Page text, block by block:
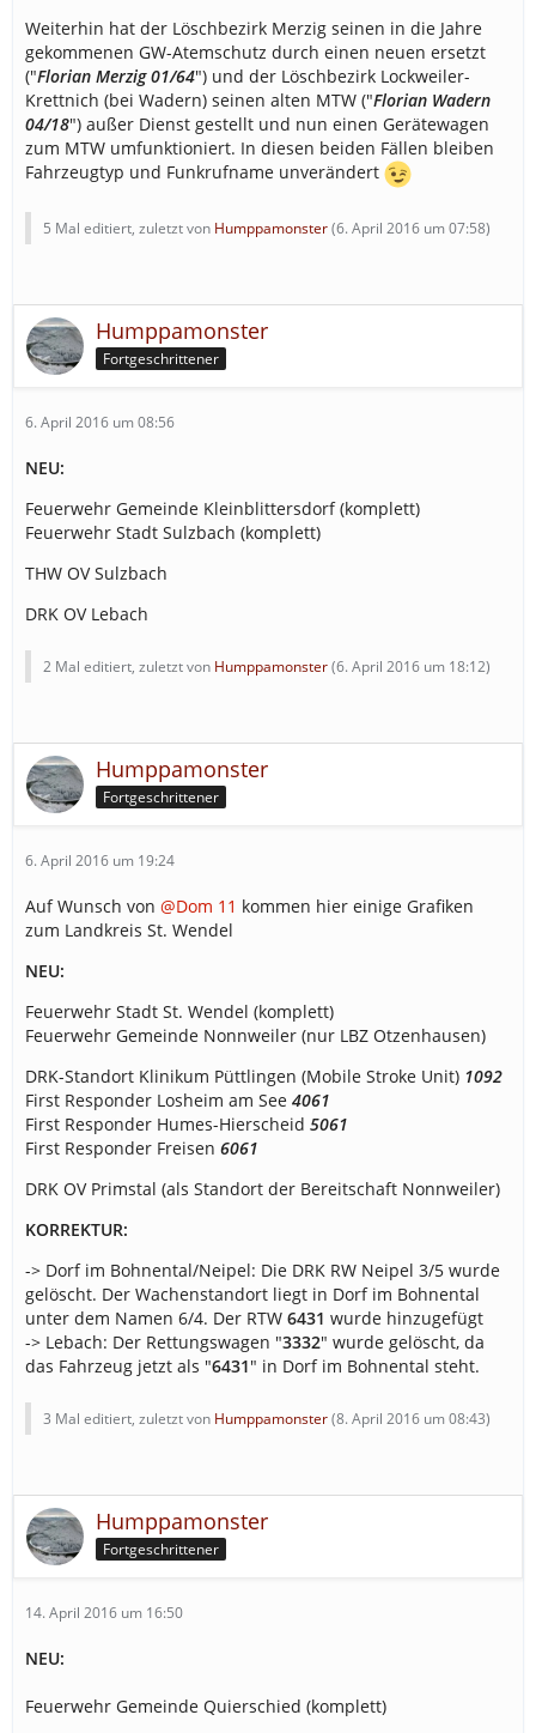
Weiterhin hat der Löschbezirk Merzig seinen in die Jahre
gekommenen GW-Atemschutz durch einen neuen ersetzt
("Florian Merzig 01/64") und der Löschbezirk Lockweiler-
Krettnich (bei Wadern) seinen alten MTW ("Florian Wadern
04/18") außer Dienst gestellt und nun einen Gerätewagen
zum MTW umfunktioniert. In diesen beiden Fällen bleiben
Fahrzeugtyp und Funkrufname unverändert
5 Mal editiert, zuletzt von Humppamonster(6. April 2016 um 07:58)
Humppamonster
Fortgeschrittener
6. April 2016 um 08:56
NEU:
Feuerwehr Gemeinde Kleinblittersdorf (komplett)
Feuerwehr Stadt Sulzbach (komplett)
THW OV Sulzbach
DRK OV Lebach
2 Mal editiert, zuletzt von Humppamonster(6. April 2016 um 18:12)
Humppamonster
Fortgeschrittener
6. April 2016 um 19:24
Auf Wunsch von @Dom 11 kommen hier einige Grafiken
zum Landkreis St. Wendel
NEU:
Feuerwehr Stadt St. Wendel (komplett)
Feuerwehr Gemeinde Nonnweiler (nur LBZ Otzenhausen)
DRK-Standort Klinikum Püttlingen (Mobile Stroke Unit) 1092
First Responder Losheim am See 4061
First Responder Humes-Hierscheid 5061
First Responder Freisen 6061
DRK OV Primstal (als Standort der Bereitschaft Nonnweiler)
KORREKTUR:
-> Dorf im Bohnental/Neipel: Die DRK RW Neipel 3/5 wurde
gelöscht. Der Wachenstandort liegt in Dorf im Bohnental
unter dem Namen 6/4. Der RTW 6431 wurde hinzugefügt
-> Lebach: Der Rettungswagen "3332" wurde gelöscht, da
das Fahrzeug jetzt als "6431" in Dorf im Bohnental steht.
3 Mal editiert, zuletzt von Humppamonster(8. April 2016 um 08:43)
Humppamonster
Fortgeschrittener
14. April 2016 um 16:50
NEU:
Feuerwehr Gemeinde Quierschied (komplett)